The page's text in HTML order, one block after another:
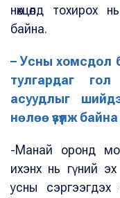
нөхцөлд тохирох
байна.
– Усны хомсдол
тулгардаг
асуудлыг
нөлөө үзүүлж
-Манай оронд
ихэнх нь гүний
усны